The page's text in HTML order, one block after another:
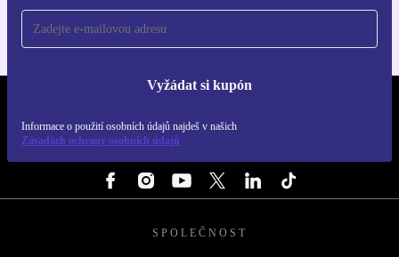
Vyžádat si kupón
Informace o použití osobních údajů najdeš v našich
Zásadách ochrany osobních údajů
SPOLEČNOST